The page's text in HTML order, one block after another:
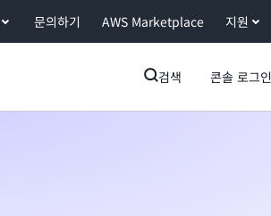
문의하기 AWS Marketplace 지원
검색 콘솔 로그인